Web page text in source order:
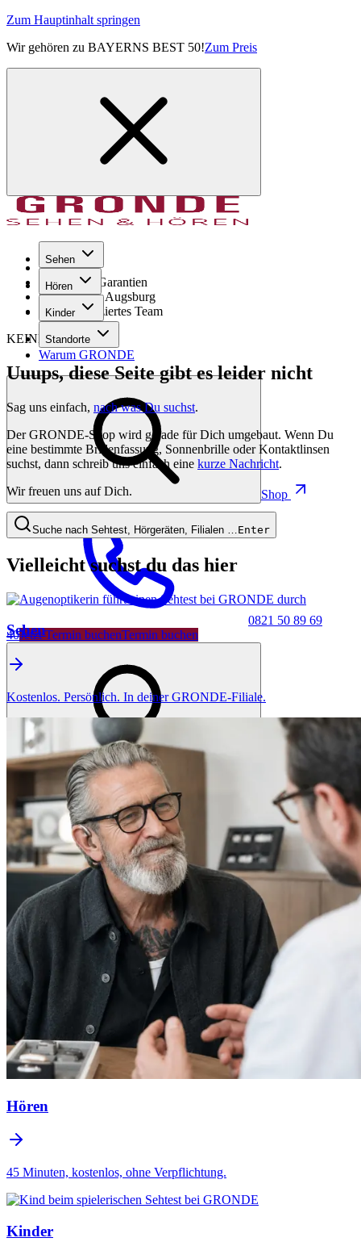
Zum Hauptinhalt springen
Wir gehören zu BAYERNS BEST 50!Zum Preis
Sehen
Hören
Kinder
Standorte
Warum GRONDE
Shop
0821 50 89 69
40Jetzt Termin buchenTermin buchen
Seit 1971
GRONDE Garantien
8× im Raum Augsburg
Hochqualifiziertes Team
KEINE SORGE!
Uuups, diese Seite gibt es leider nicht
Sag uns einfach, nach was Du suchst.
Der GRONDE-Shop wird gerade für Dich umgebaut. Wenn Du
eine bestimmte Brillenfassung, Sonnenbrille oder Kontaktlinsen
suchst, dann schreib uns einfach eine kurze Nachricht.
Wir freuen uns auf Dich.
Suche nach Sehtest, Hörgeräten, Filialen … Enter
Vielleicht suchst du das hier
Sehen
Kostenlos. Persönlich. In deiner GRONDE-Filiale.
Hören
45 Minuten, kostenlos, ohne Verpflichtung.
Kinder